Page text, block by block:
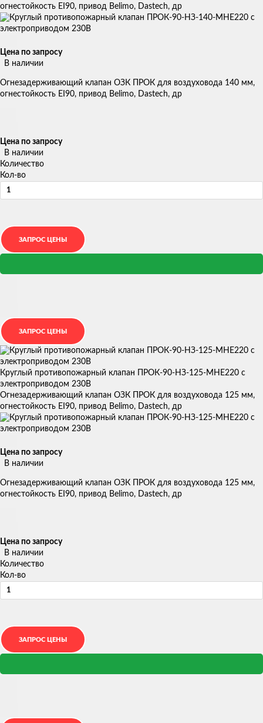
огнестойкость EI90, привод Belimo, Dastech, др
Цена по запросу
В наличии
Огнезадерживающий клапан ОЗК ПРОК для воздуховода 140 мм,
огнестойкость EI90, привод Belimo, Dastech, др
Цена по запросу
В наличии
Количество
Кол-во
Круглый противопожарный клапан ПРОК-90-НЗ-125-МНЕ220 с
электроприводом 230В
Огнезадерживающий клапан ОЗК ПРОК для воздуховода 125 мм,
огнестойкость EI90, привод Belimo, Dastech, др
Цена по запросу
В наличии
Огнезадерживающий клапан ОЗК ПРОК для воздуховода 125 мм,
огнестойкость EI90, привод Belimo, Dastech, др
Цена по запросу
В наличии
Количество
Кол-во